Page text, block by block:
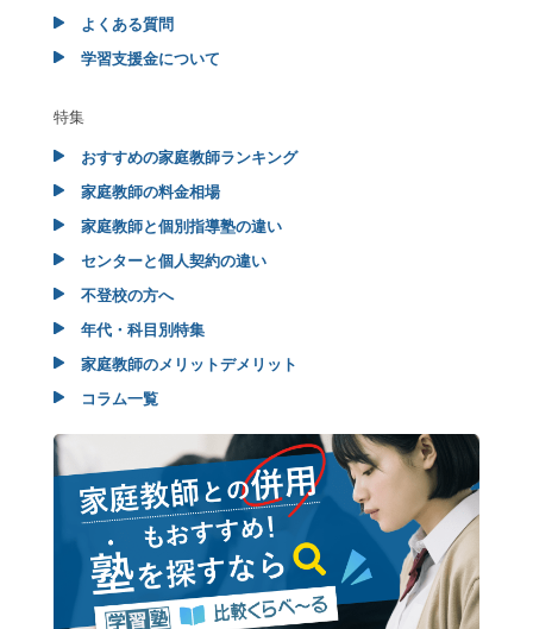
よくある質問
学習支援金について
特集
おすすめの家庭教師ランキング
家庭教師の料金相場
家庭教師と個別指導塾の違い
センターと個人契約の違い
不登校の方へ
年代・科目別特集
家庭教師のメリットデメリット
コラム一覧